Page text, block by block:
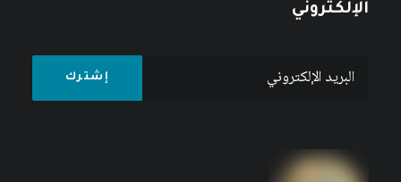
الإلكتروني